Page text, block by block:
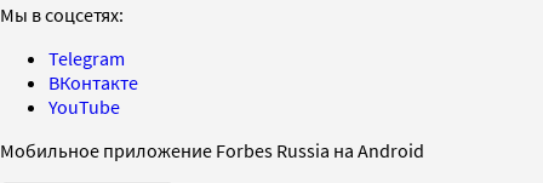
Мы в соцсетях:
Telegram
ВКонтакте
YouTube
Мобильное приложение Forbes Russia на Android